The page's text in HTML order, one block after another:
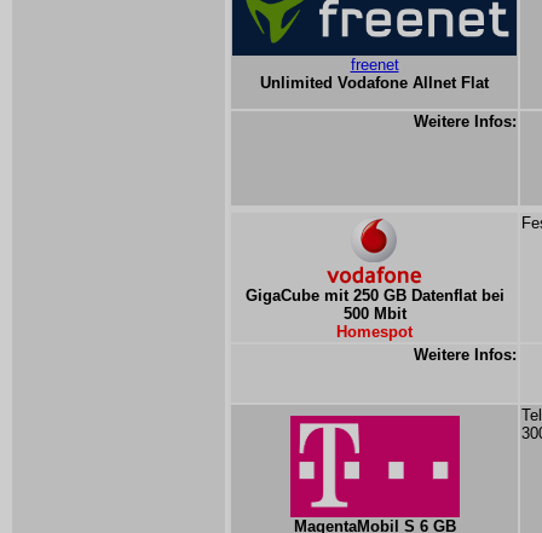
freenet
Unlimited Vodafone Allnet Flat
Weitere Infos:
GigaCube mit 250 GB Datenflat bei
500 Mbit
Homespot
Weitere Infos:
MagentaMobil S 6 GB